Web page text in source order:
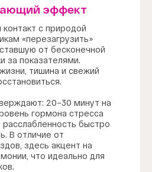
эффект
с природой
«перезагрузить»
от бесконечной
за показателями.
тишина и свежий
20–30 минут на
гормона стресса
быстро
В отличие от
здесь акцент на
что идеально для